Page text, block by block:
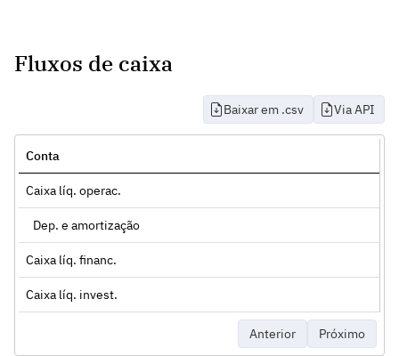
Fluxos de caixa
Baixar em .csv Via API
Conta
Caixa líq. operac.
Dep. e amortização
Caixa líq. financ.
Caixa líq. invest.
Anterior Próximo